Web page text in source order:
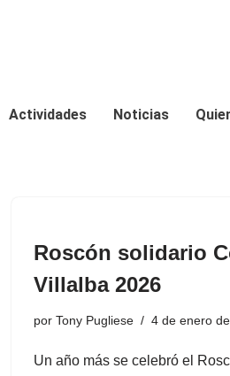
Actividades Noticias
Roscón solidario
Villalba 2026
por Tony Pugliese 4 de enero
Un año más se celebró el